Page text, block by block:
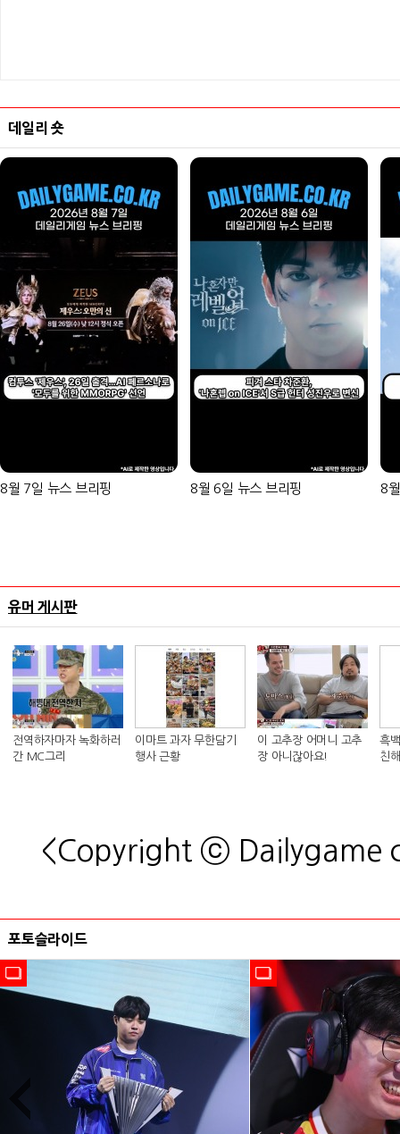
데일리 숏
8월 7일 뉴스 브리핑 8월 6일 뉴스 브리핑 8
유머 게시판
전역하자마자 녹화하러
간 MC그리
이마트 과자 무한담기
행사 근황
이 고추장 어머니 고추
장 아니잖아요!
흑
친
<Copyright ⓒ Dailygame
포토슬라이드